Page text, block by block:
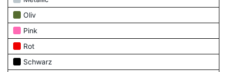
Oliv
Pink
Rot
Schwarz